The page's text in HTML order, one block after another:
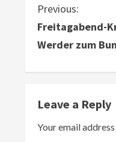
C
o
i
Previous:
Freitagabend-
Werder zum
Leave a Reply
Your email